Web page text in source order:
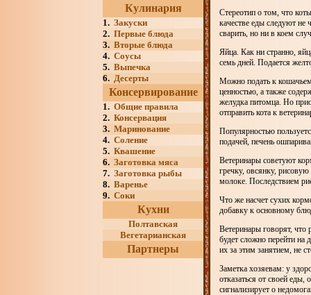
Кулинария
1. Закуски
2. Первые блюда
3. Вторые блюда
4. Соусы
5. Выпечка
6. Десерты
Консервирование
1. Общие правила
2. Консервация
3. Маринование
4. Соление
5. Квашение
6. Заготовка мяса
7. Заготовка рыбы
8. Варенье
9. Соки
Кухни
Полтавская
Вегетарианская
Партнеры
Стереотип о том, что
качестве еды следуют
сварить, но ни в коем
Яйца. Как ни странно,
семь дней. Подается
Можно подать к
ценностью, а также
желудка питомца. Но
отправить кота к
Популярностью
подачей, печень
Ветеринары советуют
гречку, овсянку,
молоке. Последствием
Что же насчет сухих
добавку к основному
Ветеринары говорят,
будет сложно перейти
их за этим занятием, не
Заметка хозяевам: у
отказаться от своей еды,
сигнализирует о